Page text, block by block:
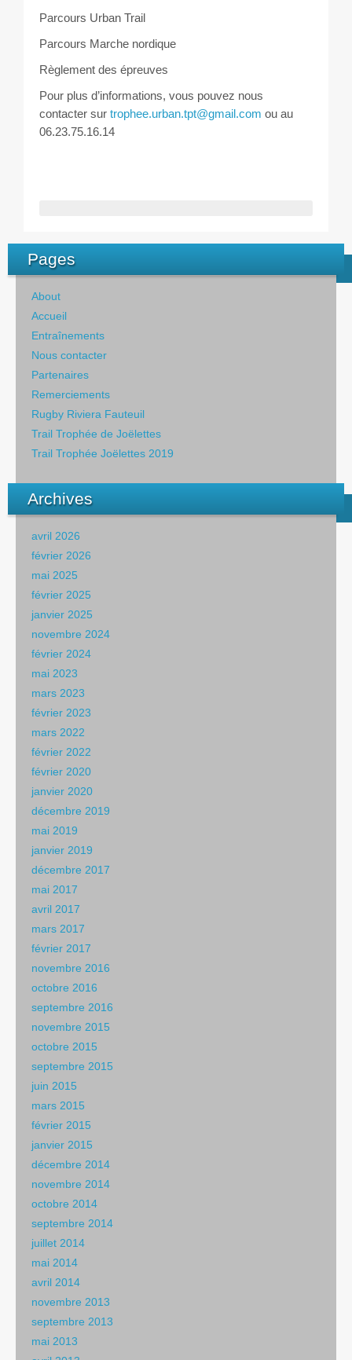
Parcours Urban Trail
Parcours Marche nordique
Règlement des épreuves
Pour plus d’informations, vous pouvez nous
contacter sur trophee.urban.tpt@gmail.com ou au
06.23.75.16.14
Pages
About
Accueil
Entraînements
Nous contacter
Partenaires
Remerciements
Rugby Riviera Fauteuil
Trail Trophée de Joëlettes
Trail Trophée Joëlettes 2019
Archives
avril 2026
février 2026
mai 2025
février 2025
janvier 2025
novembre 2024
février 2024
mai 2023
mars 2023
février 2023
mars 2022
février 2022
février 2020
janvier 2020
décembre 2019
mai 2019
janvier 2019
décembre 2017
mai 2017
avril 2017
mars 2017
février 2017
novembre 2016
octobre 2016
septembre 2016
novembre 2015
octobre 2015
septembre 2015
juin 2015
mars 2015
février 2015
janvier 2015
décembre 2014
novembre 2014
octobre 2014
septembre 2014
juillet 2014
mai 2014
avril 2014
novembre 2013
septembre 2013
mai 2013